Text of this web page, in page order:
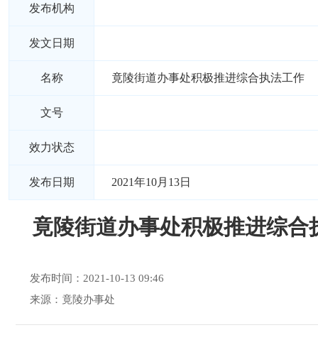
发布机构
发文日期
名称 竟陵街道办事处积极推进综合执法工作
文号
效力状态
发布日期 2021年10月13日
竟陵街道办事处积极推进综合
发布时间：2021-10-13 09:46
来源：竟陵办事处